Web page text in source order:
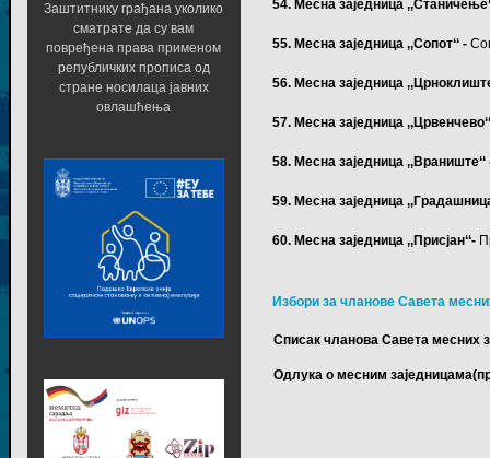
54. Месна заједница
55. Месна заједница ,,Сопот‘‘ -
56. Месна заједница
57. Месна заједница
58. Месна заједница
59. Месна заједница
60. Месна заједница ,,Присјан‘‘-
Избори за чланове Савета
Списак чланова Савета месних
Одлука о месним
Заштитнику грађана уколико
сматрате да су вам
повређена права применом
републичких прописа од
стране носилаца јавних
овлашћења